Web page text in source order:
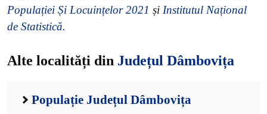
Populației Și Locuințelor 2021 și Institutul Național
de Statistică.
Alte localități din Județul Dâmbovița
Populație Județul Dâmbovița